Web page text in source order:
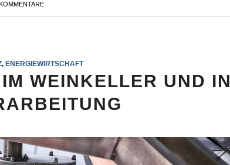
, ENERGIEWIRTSCHAFT
WEINKELLER UND IN